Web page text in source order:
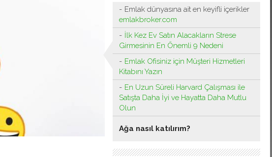
Emlak dünyasına ait en keyifli içerikler
emlakbroker.com
İlk Kez Ev Satın Alacakların Strese
Girmesinin En Önemli 9 Nedeni
Emlak Ofisiniz için Müşteri Hizmetleri
Kitabını Yazın
En Uzun Süreli Harvard Çalışması ile
Satışta Daha İyi ve Hayatta Daha Mutlu
Olun
Ağa nasıl katılırım?